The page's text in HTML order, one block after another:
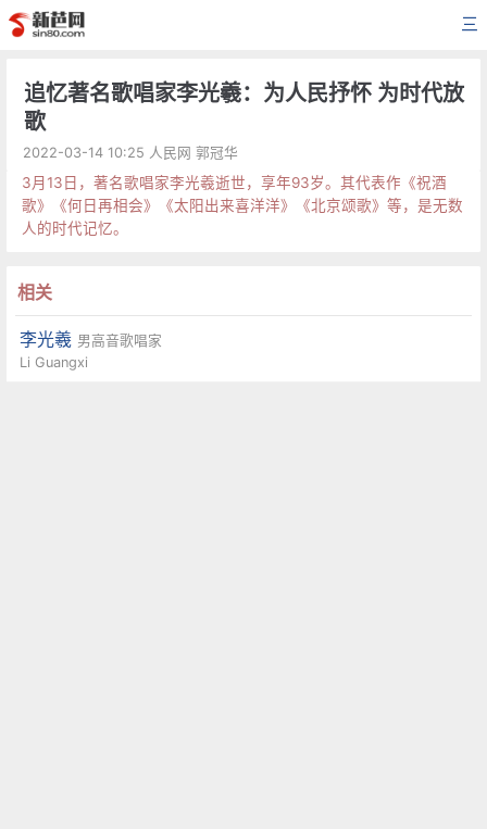
三
追忆著名歌唱家李光羲：为人民抒怀 为时代放
歌
2022-03-14 10:25 人民网 郭冠华
3月13日，著名歌唱家李光羲逝世，享年93岁。其代表作《祝酒
歌》《何日再相会》《太阳出来喜洋洋》《北京颂歌》等，是无数
人的时代记忆。
相关
李光羲 男高音歌唱家
Li Guangxi